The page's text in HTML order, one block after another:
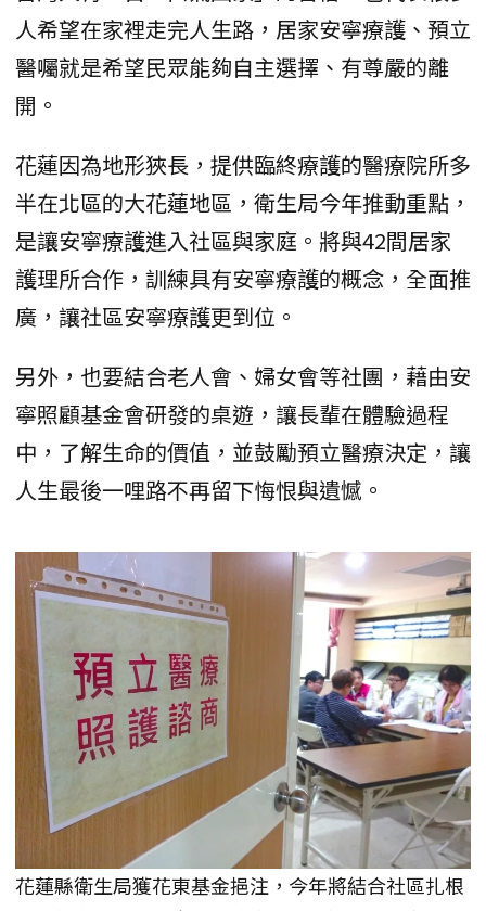
人希望在家裡走完人生路，居家安寧療護、預立
醫囑就是希望民眾能夠自主選擇、有尊嚴的離
開。
花蓮因為地形狹長，提供臨終療護的醫療院所多
半在北區的大花蓮地區，衛生局今年推動重點，
是讓安寧療護進入社區與家庭。將與42間居家
護理所合作，訓練具有安寧療護的概念，全面推
廣，讓社區安寧療護更到位。
另外，也要結合老人會、婦女會等社團，藉由安
寧照顧基金會研發的桌遊，讓長輩在體驗過程
中，了解生命的價值，並鼓勵預立醫療決定，讓
人生最後一哩路不再留下悔恨與遺憾。
花蓮縣衛生局獲花東基金挹注，今年將結合社區扎根